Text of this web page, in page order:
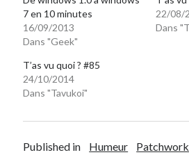
7 en 10 minutes
16/09/2013
Dans "Geek"
22/08/
Dans
T’as vu quoi ? #85
24/10/2014
Dans "Tavukoi"
Published in Humeur Patchwork